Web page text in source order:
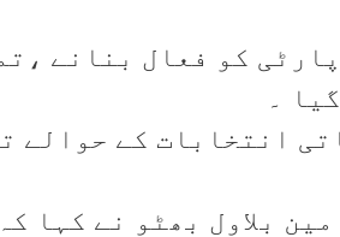
کو فعال بنانے
۔
انتخابات کے
بلاول بھٹو نے کہا